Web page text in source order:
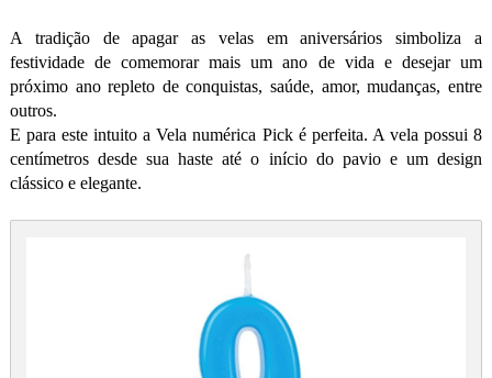
A tradição de apagar as velas em aniversários simboliza a
festividade de comemorar mais um ano de vida e desejar um
próximo ano repleto de conquistas, saúde, amor, mudanças, entre
outros.
E para este intuito a Vela numérica Pick é perfeita. A vela possui 8
centímetros desde sua haste até o início do pavio e um design
clássico e elegante.